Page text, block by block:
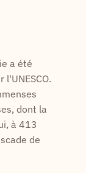
a été
dont la
à 413
de